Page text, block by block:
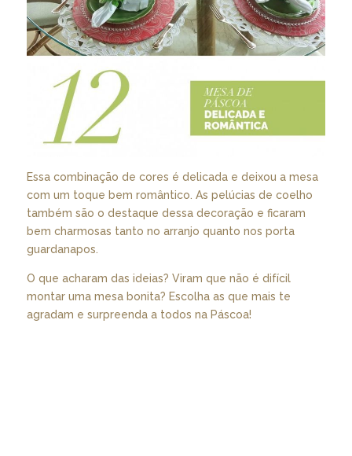
Essa combinação de cores é delicada e deixou a mesa
com um toque bem romântico. As pelúcias de coelho
também são o destaque dessa decoração e ficaram
bem charmosas tanto no arranjo quanto nos porta
guardanapos.
O que acharam das ideias? Viram que não é difícil
montar uma mesa bonita? Escolha as que mais te
agradam e surpreenda a todos na Páscoa!